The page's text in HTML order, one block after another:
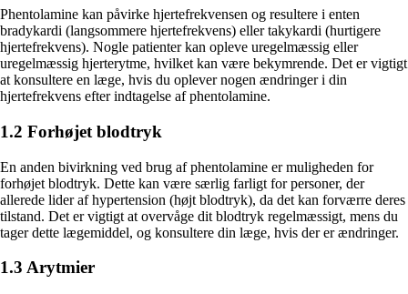
Phentolamine kan påvirke hjertefrekvensen og resultere i enten
bradykardi (langsommere hjertefrekvens) eller takykardi (hurtigere
hjertefrekvens). Nogle patienter kan opleve uregelmæssig eller
uregelmæssig hjerterytme, hvilket kan være bekymrende. Det er vigtigt
at konsultere en læge, hvis du oplever nogen ændringer i din
hjertefrekvens efter indtagelse af phentolamine.
1.2 Forhøjet blodtryk
En anden bivirkning ved brug af phentolamine er muligheden for
forhøjet blodtryk. Dette kan være særlig farligt for personer, der
allerede lider af hypertension (højt blodtryk), da det kan forværre deres
tilstand. Det er vigtigt at overvåge dit blodtryk regelmæssigt, mens du
tager dette lægemiddel, og konsultere din læge, hvis der er ændringer.
1.3 Arytmier